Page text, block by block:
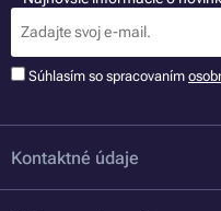
Súhlasím so spracovaním
Kontaktné údaje